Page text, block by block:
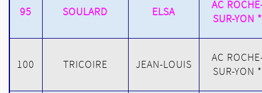
95 SOULARD ELSA
AC
SUR-YON *
100 TRICOIRE JEAN-LOUIS
AC
SUR-YON *